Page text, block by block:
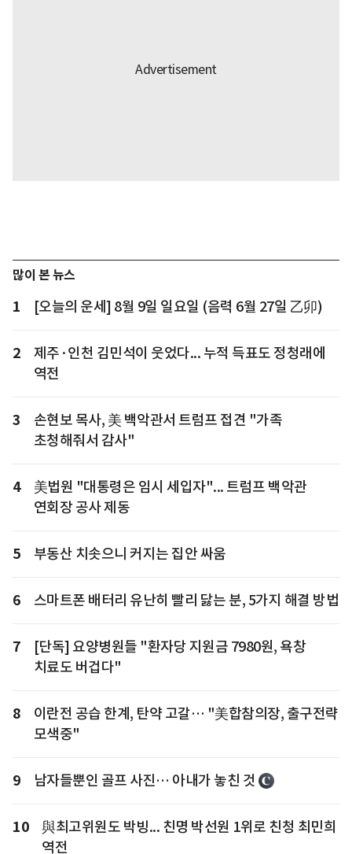
많이 본 뉴스
1 [오늘의 운세] 8월 9일 일요일 (음력 6월 27일 乙卯)
2
제주·인천 김민석이 웃었다... 누적 득표도 정청래에
역전
3
손현보 목사, 美 백악관서 트럼프 접견 "가족
초청해줘서 감사"
4
美법원 "대통령은 임시 세입자"... 트럼프 백악관
연회장 공사 제동
5 부동산 치솟으니 커지는 집안 싸움
6 스마트폰 배터리 유난히 빨리 닳는 분, 5가지 해결 방법
7
[단독] 요양병원들 "환자당 지원금 7980원, 욕창
치료도 버겁다"
8
이란전 공습 한계, 탄약 고갈… "美합참의장, 출구전략
모색중"
9 남자들뿐인 골프 사진… 아내가 놓친 것
10
與최고위원도 박빙... 친명 박선원 1위로 친청 최민희
역전